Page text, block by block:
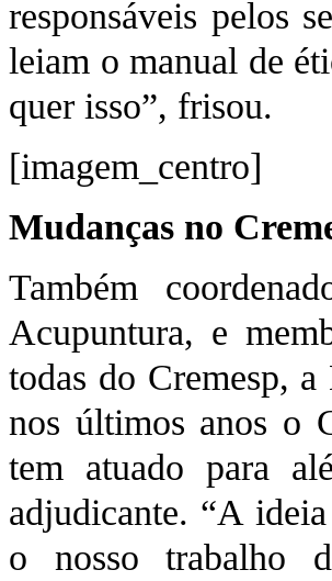
responsáveis pelos
leiam o manual de
quer isso”, frisou.
[imagem_centro]
Mudanças no
Também
Acupuntura, e
todas do Cremesp,
nos últimos anos o
tem atuado para
adjudicante. “A
o nosso trabalho